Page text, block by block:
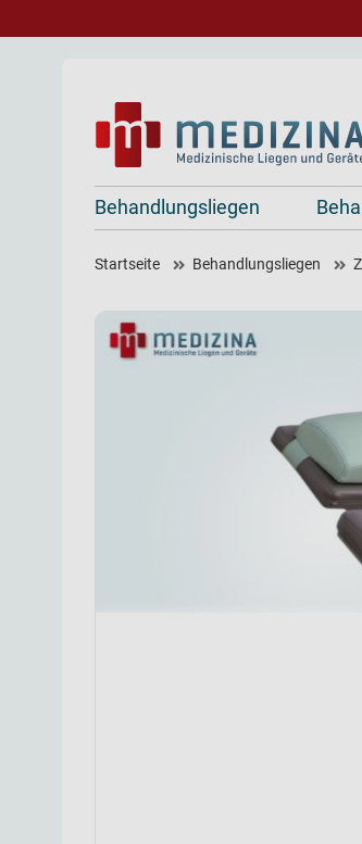
Behandlungsliegen
Startseite Behandlungsliegen